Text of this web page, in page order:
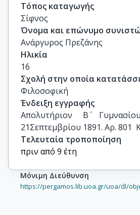
Τόπος καταγωγής
Σίφνος
Όνομα και επώνυμο
Ανάργυρος Πρεζάνης
Ηλικία
16
Σχολή στην οποία
Φιλοσοφική
Ένδειξη εγγραφής
Απολυτήριον Β΄
21Σεπτεμβρίου 1891. Αρ. 801
Τελευταία τροποποίηση
πριν από 9 έτη
Μόνιμη Διεύθυνση
https://pergamos.lib.uoa.gr/uoa/dl/